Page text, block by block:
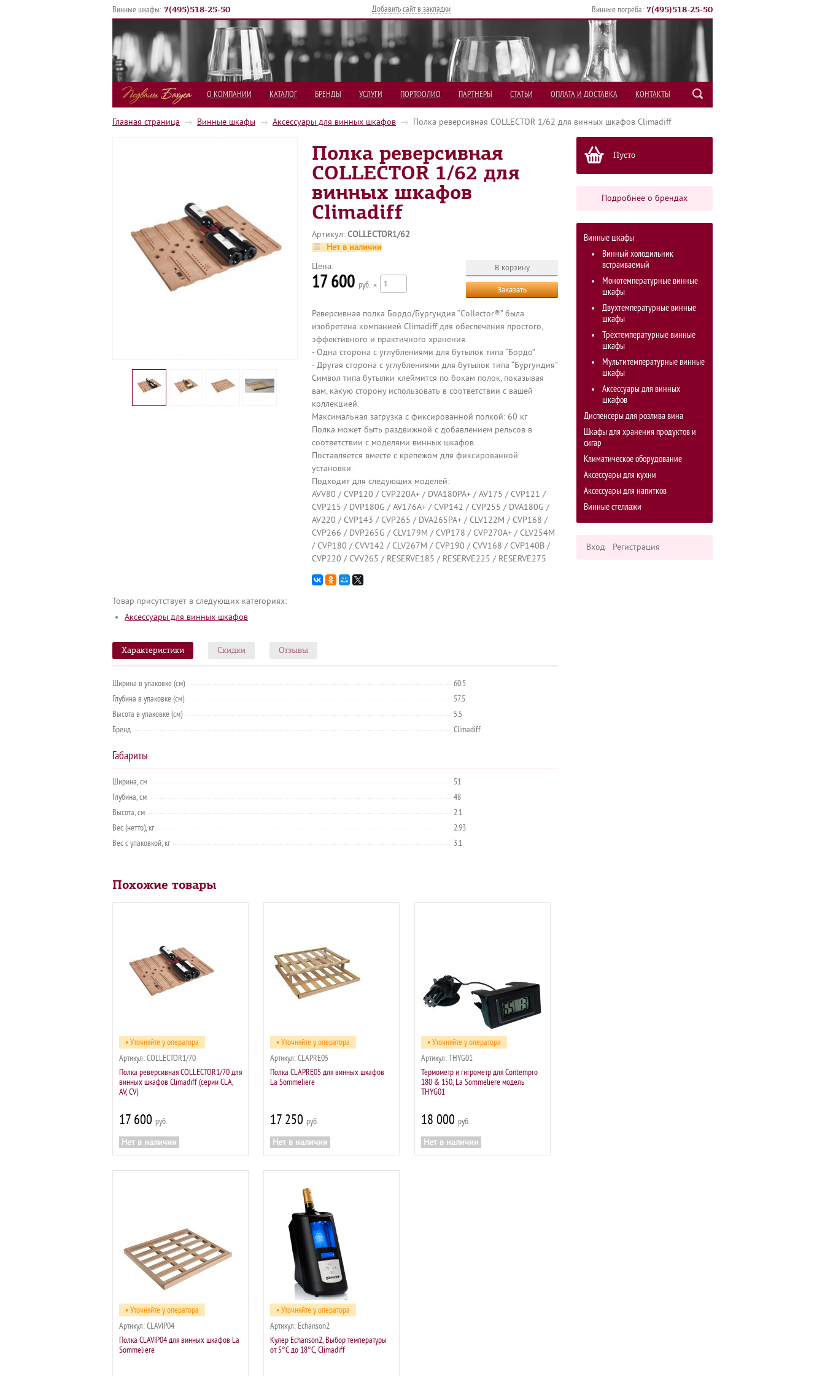
Винные шкафы: 7(495)518-25-50 Добавить сайт в закладки Винные погреба: 7(495)518-25-50
О КОМПАНИИ КАТАЛОГ БРЕНДЫ УСЛУГИ ПОРТФОЛИО ПАРТНЕРЫ СТАТЬИ ОПЛАТА И ДОСТАВКА КОНТАКТЫ
Главная страница → Винные шкафы → Аксессуары для винных шкафов → Полка реверсивная COLLECTOR 1/62 для винных шкафов Сlimadiff
Пусто
Подробнее о брендах
Винные шкафы
Винный холодильник
встраиваемый
Монотемпературные винные
шкафы
Двухтемпературные винные
шкафы
Трёхтемпературные винные
шкафы
Мультитемпературные винные
шкафы
Аксессуары для винных
шкафов
Диспенсеры для розлива вина
Шкафы для хранения продуктов и
сигар
Климатическое оборудование
Аксессуары для кухни
Аксессуары для напитков
Винные стеллажи
Вход Регистрация
Полка реверсивная
COLLECTOR 1/62 для
винных шкафов
Сlimadiff
Артикул: COLLECTOR1/62
Нет в наличии
Цена:
17 600 р ×
Заказать
Реверсивная полка Бордо/Бургундия “Collector®” была
изобретена компанией Climadiff для обеспечения простого,
эффективного и практичного хранения.
- Одна сторона с углублениями для бутылок типа “Бордо”
- Другая сторона с углублениями для бутылок типа “Бургундия"
Символ типа бутылки клеймится по бокам полок, показывая
вам, какую сторону использовать в соответствии с вашей
коллекцией.
Максимальная загрузка с фиксированной полкой: 60 кг
Полка может быть раздвижной с добавлением рельсов в
соответствии с моделями винных шкафов.
Поставляется вместе с крепежом для фиксированной
установки.
Подходит для следующих моделей:
AVV80 / CVP120 / CVP220A+ / DVA180PA+ / AV175 / CVP121 /
CVP215 / DVP180G / AV176A+ / CVP142 / CVP255 / DVA180G /
AV220 / CVP143 / CVP265 / DVA265PA+ / CLV122M / CVP168 /
CVP266 / DVP265G / CLV179M / CVP178 / CVP270A+ / CLV254M
/ CVP180 / CVV142 / CLV267M / CVP190 / CVV168 / CVP140B /
CVP220 / CVV265 / RESERVE185 / RESERVE225 / RESERVE275
Товар присутствует в следующих категориях:
Аксессуары для винных шкафов
Характеристики Скидки Отзывы
Ширина в упаковке (см)
60.5
Глубина в упаковке (см)
57.5
Высота в упаковке (см)
5.5
Бренд
Climadiff
Габариты
Ширина, см
51
Глубина, см
48
Высота, см
2.1
Вес (нетто), кг
2.93
Вес с упаковкой, кг
3.1
Похожие товары
• Уточняйте у оператора
Артикул: COLLECTOR1/70
Полка реверсивная COLLECTOR1/70 для
винных шкафов Сlimadiff (серии CLA,
AV, CV)
17 600 р
Нет в наличии
• Уточняйте у оператора
Артикул: CLAPRE05
Полка CLAPRE05 для винных шкафов
La Sommeliere
17 250 р
Нет в наличии
• Уточняйте у оператора
Артикул: THYG01
Термометр и гигрометр для Contempro
180 & 150, La Sommeliere модель
THYG01
18 000 р
Нет в наличии
• Уточняйте у оператора
Артикул: CLAVIP04
Полка CLAVIP04 для винных шкафов La
Sommeliere
• Уточняйте у оператора
Артикул: Echanson2
Кулер Echanson2, Выбор температуры
от 5°C до 18°C, Climadiff